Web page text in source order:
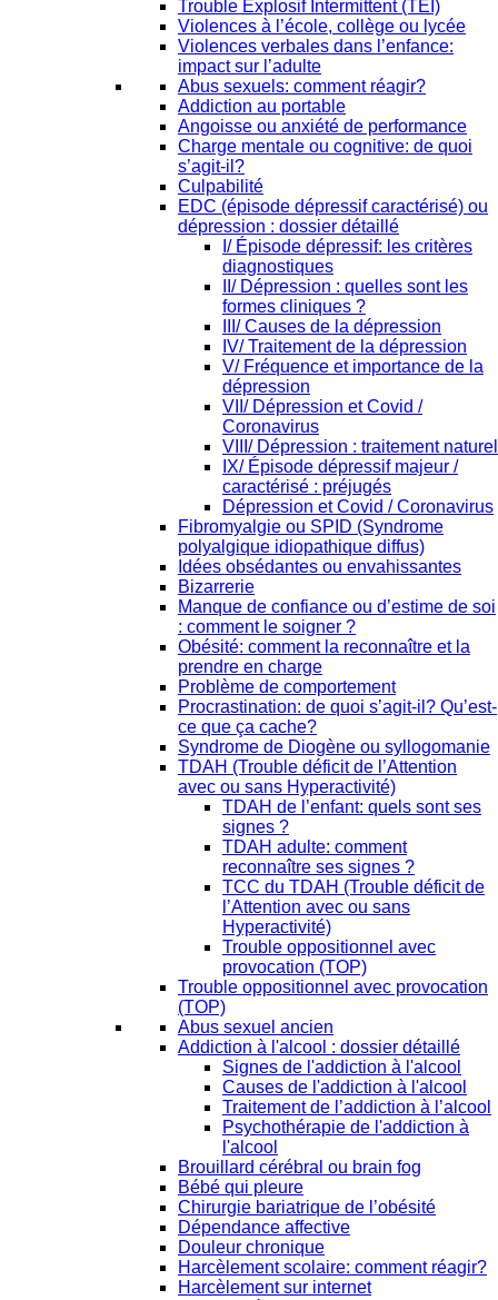
Trouble Explosif Intermittent (TEI)
Violences à l’école, collège ou lycée
Violences verbales dans l’enfance:
impact sur l’adulte
Abus sexuels: comment réagir?
Addiction au portable
Angoisse ou anxiété de performance
Charge mentale ou cognitive: de quoi
s’agit-il?
Culpabilité
EDC (épisode dépressif caractérisé) ou
dépression : dossier détaillé
I/ Épisode dépressif: les critères
diagnostiques
II/ Dépression : quelles sont les
formes cliniques ?
III/ Causes de la dépression
IV/ Traitement de la dépression
V/ Fréquence et importance de la
dépression
VII/ Dépression et Covid /
Coronavirus
VIII/ Dépression : traitement naturel
IX/ Épisode dépressif majeur /
caractérisé : préjugés
Dépression et Covid / Coronavirus
Fibromyalgie ou SPID (Syndrome
polyalgique idiopathique diffus)
Idées obsédantes ou envahissantes
Bizarrerie
Manque de confiance ou d’estime de soi
: comment le soigner ?
Obésité: comment la reconnaître et la
prendre en charge
Problème de comportement
Procrastination: de quoi s’agit-il? Qu’est-
ce que ça cache?
Syndrome de Diogène ou syllogomanie
TDAH (Trouble déficit de l’Attention
avec ou sans Hyperactivité)
TDAH de l’enfant: quels sont ses
signes ?
TDAH adulte: comment
reconnaître ses signes ?
TCC du TDAH (Trouble déficit de
l’Attention avec ou sans
Hyperactivité)
Trouble oppositionnel avec
provocation (TOP)
Trouble oppositionnel avec provocation
(TOP)
Abus sexuel ancien
Addiction à l'alcool : dossier détaillé
Signes de l'addiction à l'alcool
Causes de l'addiction à l'alcool
Traitement de l’addiction à l’alcool
Psychothérapie de l'addiction à
l'alcool
Brouillard cérébral ou brain fog
Bébé qui pleure
Chirurgie bariatrique de l’obésité
Dépendance affective
Douleur chronique
Harcèlement scolaire: comment réagir?
Harcèlement sur internet